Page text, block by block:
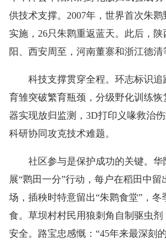
供技术支撑。2007年，世界首次朱
实施，26只朱鹮重返蓝天。此后，
阳、西安周至，河南董寨和浙江德清
科技支撑贯穿全程。环志标识
育雏突破繁育瓶颈，分级野化训练
器实现放归监测，3D打印义喙救治
科研协同攻克技术难题。
社区参与是保护成功的关键。
展“鹮田一分”行动，每户在稻田中
场，插秧时特意留出“朱鹮食堂”，
食。草坝村村民用狼刺角自制驱虫
安全。路宝忠感慨：“45年来最深刻